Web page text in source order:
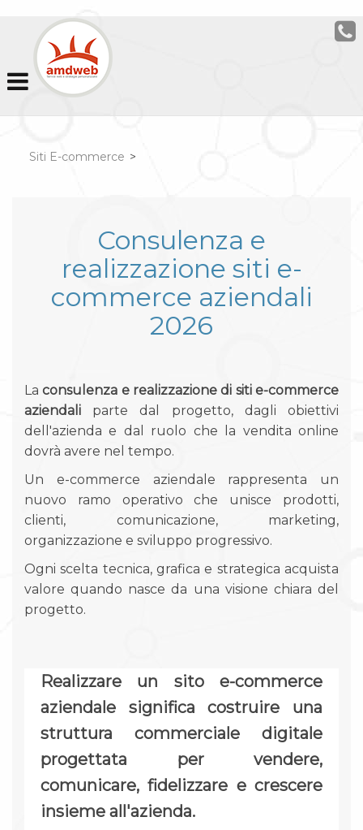
Siti E-commerce >
Consulenza e
realizzazione siti e-
commerce aziendali
2026
Laconsulenza e realizzazione di siti e-commerce
aziendali parte dal progetto, dagli obiettivi
dell'azienda e dal ruolo che la vendita online
dovrà avere nel tempo.
Un e-commerce aziendale rappresenta un
nuovo ramo operativo che unisce prodotti,
clienti, comunicazione, marketing,
organizzazione e sviluppo progressivo.
Ogni scelta tecnica, grafica e strategica acquista
valore quando nasce da una visione chiara del
progetto.
Realizzare un sito e-commerce
aziendale significa costruire una
struttura commerciale digitale
progettata per vendere,
comunicare, fidelizzare e crescere
insieme all'azienda.